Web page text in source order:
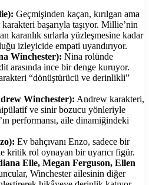
Geçmişinden kaçan, kırılgan ama
başarıyla taşıyor. Millie’nin
karanlık sırlarla yüzleşmesine kadar
izleyicide empati uyandırıyor.
Winchester): Nina rolünde
arasında ince bir denge kuruyor.
“dönüştürücü ve derinlikli”
Winchester): Andrew karakteri,
ve sinir bozucu yönleriyle
performansı, aile dinamiğindeki
Ev bahçıvanı Enzo, sadece bir
kritik rol oynayan bir uyarıcı figür.
Elle, Megan Ferguson, Ellen
Winchester ailesinin diğer